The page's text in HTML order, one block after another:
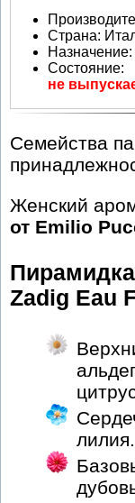
Страна:
Назначение:
Состояние:
не
Семейства
Женский
от Emilio
Zadig Eau
лилия.